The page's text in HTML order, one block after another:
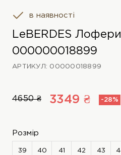
в наявності
LeBERDES Лофери
000000018899
АРТИКУЛ: 00000018899
4650 ₴ 3349 ₴ -28%
Розмір